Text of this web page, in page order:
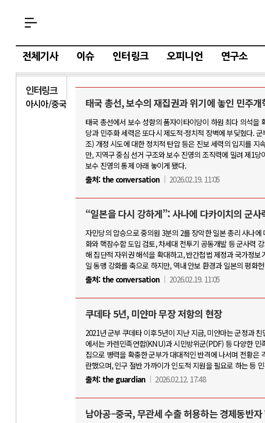
전체기사 이슈 인터링크 오피니언 연구소
인터링크
아시아/중국 태국 총선, 보수의 재집권과 위기에 놓인 민주개
태국 총선에서 보수 성향의 품자이타이당이 하원 최다 의석
당과 민주화 세력은 또다시 제도적·정치적 장벽에 부딪혔다.
조) 개정 시도에 대한 정치적 탄압 등은 진보 세력의 입지를
만, 지역구 중심 선거 구조와 보수 진영의 조직력에 밀려 제1
보수 진영의 통제 아래 놓이게 됐다.
출처: the conversation 2026.02.19. 11:05
“일본을 다시 강하게”: 사나에 다카이치의 군사
자민당의 압승으로 중의원 3분의 2를 장악한 일본 총리 사나
화와 핵잠수함 도입 검토, 차세대 전투기 공동개발 등 군사력
해 집단적 자위권 해석을 확대하고, 반간첩법 제정과 국가정
일 동맹 강화를 축으로 하지만, 역내 안보 환경과 일본의 평화
출처: the conversation 2026.02.19. 11:05
쿠데타 5년, 미얀마 무장 저항의 현장
2021년 군부 쿠데타 이후 5년이 지난 지금, 미얀마는 군정과
에서는 카렌민족연합(KNU)과 시민방위군(PDF) 등 다양한 민
집으로 병력을 확충한 군부가 대대적인 반격에 나서며 전황은
란했으며, 인구 절반 가까이가 인도적 지원을 필요로 하는 등
출처: the guardian 2026.02.12. 17:48
남아공–중국, 무관세 수출 허용하는 경제동반자
AI와 인간
중국 AI, 저가 공세로 글로벌
AI 국부펀드 구상 놓고 미국
AI 데이터센터 반대 투쟁은 새
AI의 숨은 환경 비용: 데이터센
AI는 어떻게 미국 민주주의를